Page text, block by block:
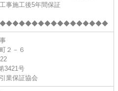
事施工後5年間保証
２－６
3421号
業保証協会